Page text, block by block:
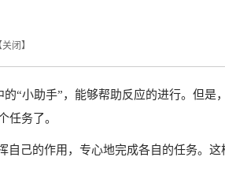
关闭 】
“小助手”，能够帮助反应的进行。但是
任务了。
自己的作用，专心地完成各自的任务。